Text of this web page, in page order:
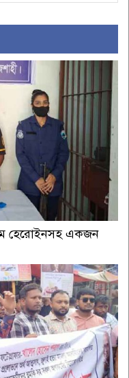
হেরোইনসহ একজন